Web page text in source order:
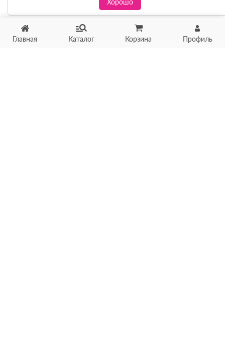
Главная Каталог Корзина Профиль
Хорошо